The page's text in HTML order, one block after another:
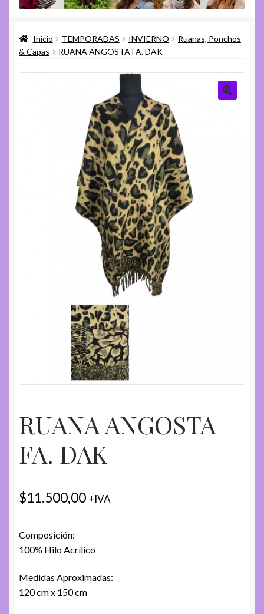
menú
menú
Ayuda
menú
hijo
Inicio TEMPORADAS INVIERNO
Ruanas, Ponchos
& Capas
RUANA ANGOSTA FA. DAK
RUANA ANGOSTA
FA. DAK
$11.500,00 +IVA
Composición:
100% Hilo Acrílico
Medidas Aproximadas:
120 cm x 150 cm